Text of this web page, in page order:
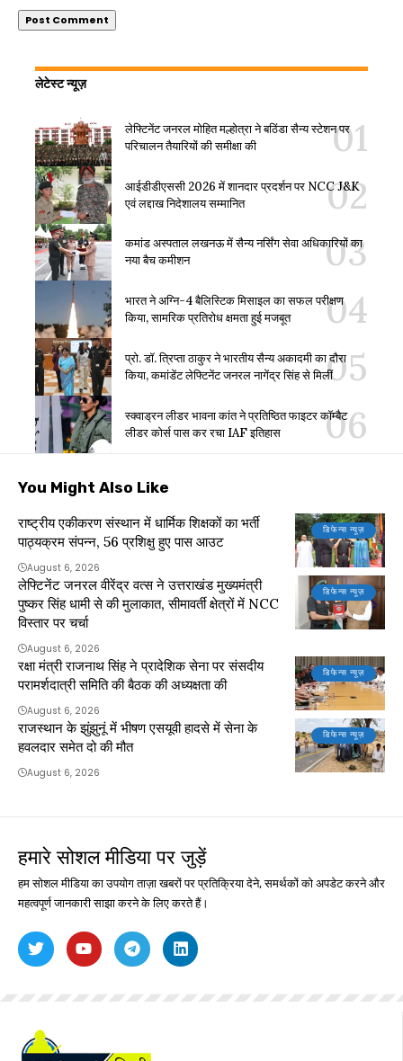
लेटेस्ट न्यूज़
लेफ्टिनेंट जनरल मोहित मल्होत्रा ने बठिंडा सैन्य स्टेशन पर
परिचालन तैयारियों की समीक्षा की
आईडीडीएससी 2026 में शानदार प्रदर्शन पर NCC J&K
एवं लद्दाख निदेशालय सम्मानित
कमांड अस्पताल लखनऊ में सैन्य नर्सिंग सेवा अधिकारियों का
नया बैच कमीशन
भारत ने अग्नि-4 बैलिस्टिक मिसाइल का सफल परीक्षण
किया, सामरिक प्रतिरोध क्षमता हुई मजबूत
प्रो. डॉ. त्रिप्ता ठाकुर ने भारतीय सैन्य अकादमी का दौरा
किया, कमांडेंट लेफ्टिनेंट जनरल नागेंद्र सिंह से मिलीं
स्क्वाड्रन लीडर भावना कांत ने प्रतिष्ठित फाइटर कॉम्बैट
लीडर कोर्स पास कर रचा IAF इतिहास
You Might Also Like
डिफेन्स न्यूज़
राष्ट्रीय एकीकरण संस्थान में धार्मिक शिक्षकों का भर्ती
पाठ्यक्रम संपन्न, 56 प्रशिक्षु हुए पास आउट
August 6, 2026
डिफेन्स न्यूज़
लेफ्टिनेंट जनरल वीरेंद्र वत्स ने उत्तराखंड मुख्यमंत्री
पुष्कर सिंह धामी से की मुलाकात, सीमावर्ती क्षेत्रों में NCC
विस्तार पर चर्चा
August 6, 2026
डिफेन्स न्यूज़
रक्षा मंत्री राजनाथ सिंह ने प्रादेशिक सेना पर संसदीय
परामर्शदात्री समिति की बैठक की अध्यक्षता की
August 6, 2026
डिफेन्स न्यूज़
राजस्थान के झुंझुनूं में भीषण एसयूवी हादसे में सेना के
हवलदार समेत दो की मौत
August 6, 2026
हमारे सोशल मीडिया पर जुड़ें
हम सोशल मीडिया का उपयोग ताज़ा खबरों पर प्रतिक्रिया देने, समर्थकों को अपडेट करने और
महत्वपूर्ण जानकारी साझा करने के लिए करते हैं।